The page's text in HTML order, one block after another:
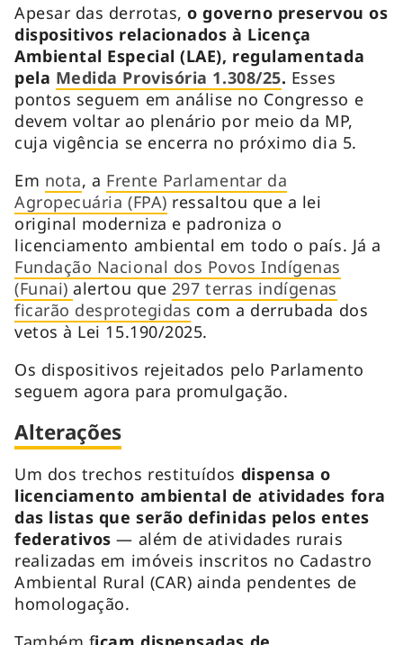
Apesar das derrotas,o governo preservou os
dispositivos relacionados à Licença
Ambiental Especial (LAE), regulamentada
pela Medida Provisória 1.308/25. Esses
pontos seguem em análise no Congresso e
devem voltar ao plenário por meio da MP,
cuja vigência se encerra no próximo dia 5.
Em nota, a Frente Parlamentar da
Agropecuária (FPA) ressaltou que a lei
original moderniza e padroniza o
licenciamento ambiental em todo o país. Já a
Fundação Nacional dos Povos Indígenas
(Funai)alertou que 297 terras indígenas
ficarão desprotegidas com a derrubada dos
vetos à Lei 15.190/2025.
Os dispositivos rejeitados pelo Parlamento
seguem agora para promulgação.
Alterações
Um dos trechos restituídos dispensa o
licenciamento ambiental de atividades fora
das listas que serão definidas pelos entes
federativos— além de atividades rurais
realizadas em imóveis inscritos no Cadastro
Ambiental Rural (CAR) ainda pendentes de
homologação.